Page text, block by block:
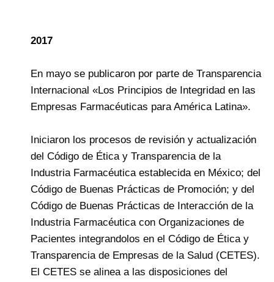
2017
En mayo se publicaron por parte de Transparencia
Internacional «Los Principios de Integridad en las
Empresas Farmacéuticas para América Latina».
Iniciaron los procesos de revisión y actualización
del Código de Ética y Transparencia de la
Industria Farmacéutica establecida en México; del
Código de Buenas Prácticas de Promoción; y del
Código de Buenas Prácticas de Interacción de la
Industria Farmacéutica con Organizaciones de
Pacientes integrandolos en el Código de Ética y
Transparencia de Empresas de la Salud (CETES).
El CETES se alinea a las disposiciones del